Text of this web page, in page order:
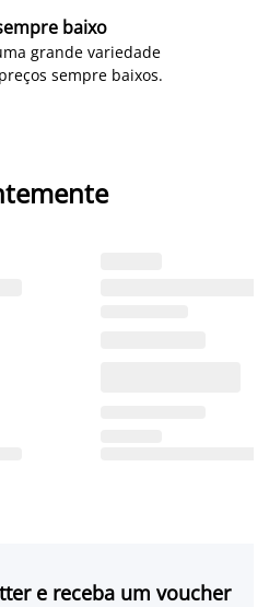
baixo
grande variedade
sempre baixos.
e receba um voucher